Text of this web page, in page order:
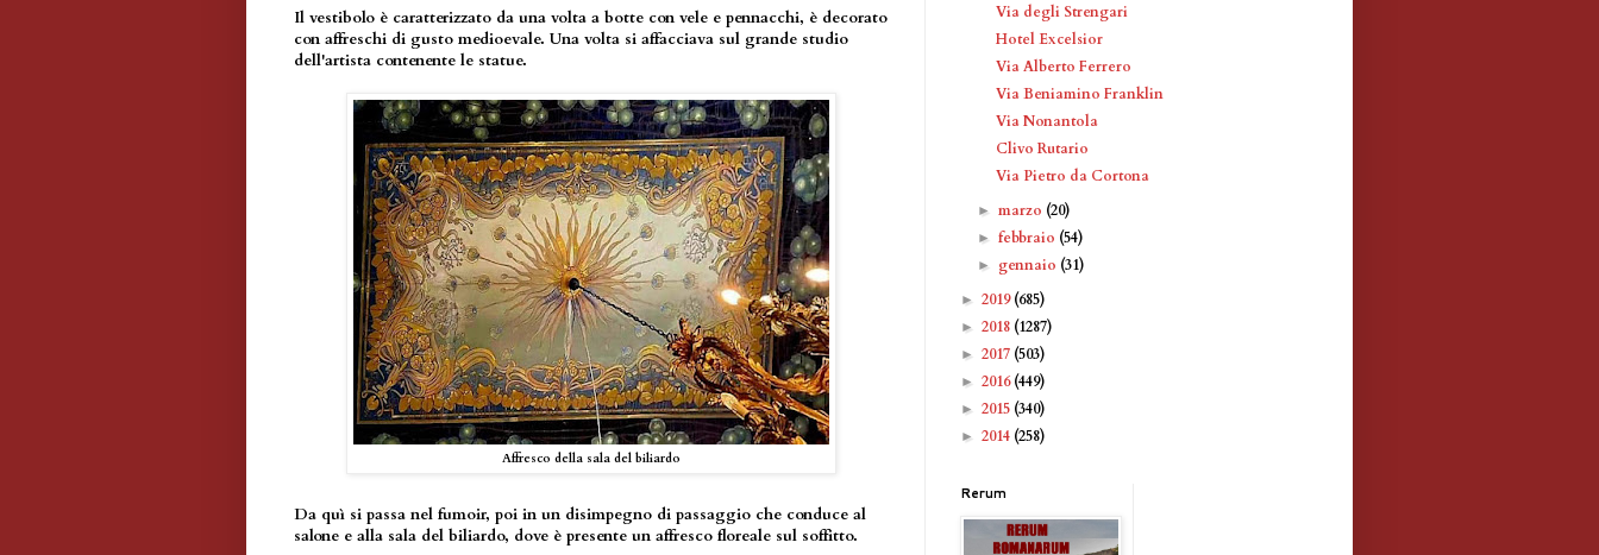
Il vestibolo è caratterizzato da una volta a botte con vele e pennacchi, è decorato
con affreschi di gusto medioevale. Una volta si affacciava sul grande studio
dell'artista contenente le statue.
Affresco della sala del biliardo
Da quì si passa nel fumoir, poi in un disimpegno di passaggio che conduce al
salone e alla sala del biliardo, dove è presente un affresco floreale sul soffitto.
Via degli Strengari
Hotel Excelsior
Via Alberto Ferrero
Via Beniamino Franklin
Via Nonantola
Clivo Rutario
Via Pietro da Cortona
►marzo (20)
►febbraio (54)
► gennaio (31)
► 2019(685)
► 2018 (1287)
► 2017 (503)
► 2016(449)
► 2015 (340)
► 2014 (258)
Rerum